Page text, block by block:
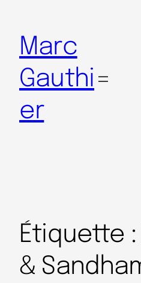
Marc
Gauthi
er
Étiquette :
&